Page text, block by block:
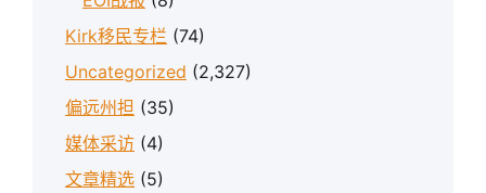
Kirk移民专栏 (74)
Uncategorized (2,327)
偏远州担 (35)
媒体采访 (4)
文章精选 (5)